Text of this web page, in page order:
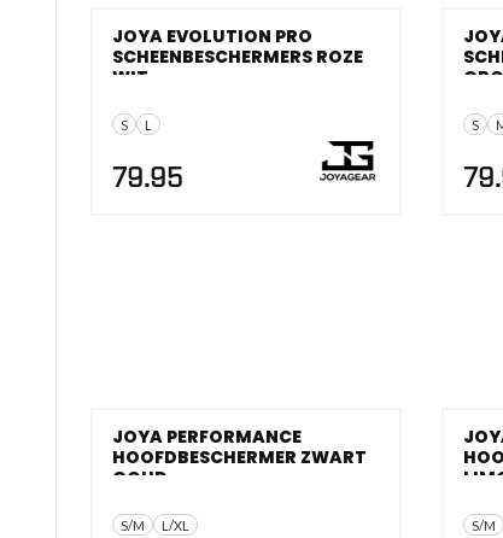
S L
JOYA EVOLUTION PRO
SCHEENBESCHERMERS ROZE
WIT
79.95
S
S/M L/XL
JOYA PERFORMANCE
HOOFDBESCHERMER ZWART
GOUD
S/M